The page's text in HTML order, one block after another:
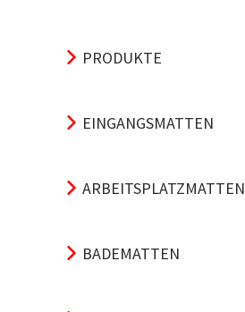
PRODUKTE
EINGANGSMATTEN
ARBEITSPLATZMATTEN
BADEMATTEN